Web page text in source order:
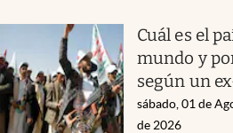
Cuál es el
mundo y
según un
sábado, 01 de
de 2026